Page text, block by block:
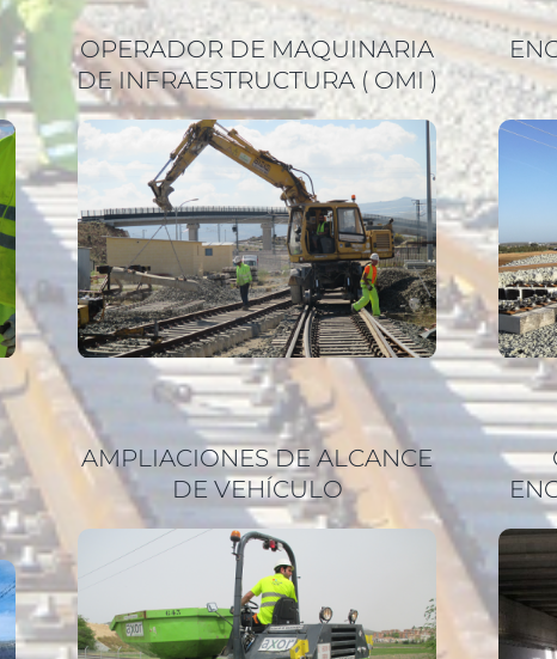
OPERADOR DE MAQUINARIA
DE INFRAESTRUCTURA ( OMI )
AMPLIACIONES DE ALCANCE
DE VEHÍCULO